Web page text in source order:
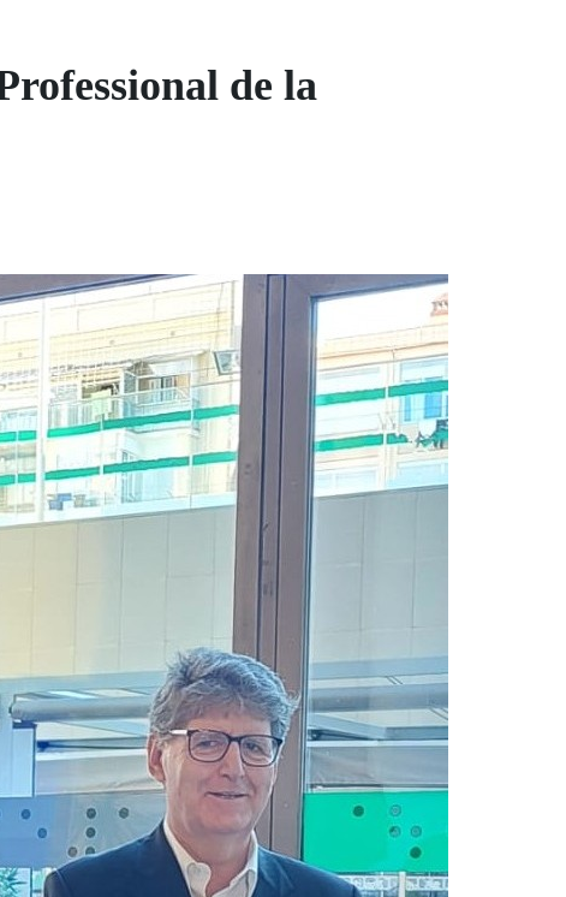
de la